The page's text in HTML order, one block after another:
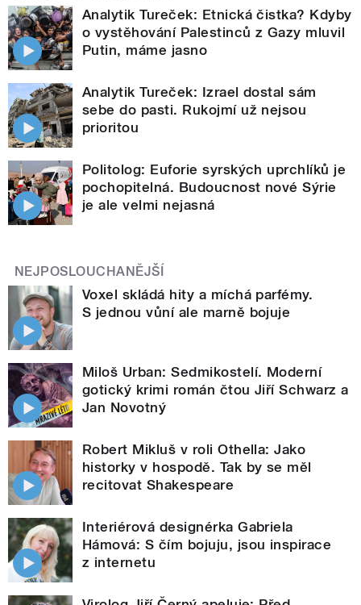
Analytik Tureček: Etnická čistka? Kdyby
o vystěhování Palestinců z Gazy mluvil
Putin, máme jasno
Analytik Tureček: Izrael dostal sám
sebe do pasti. Rukojmí už nejsou
prioritou
Politolog: Euforie syrských uprchlíků je
pochopitelná. Budoucnost nové Sýrie
je ale velmi nejasná
NEJPOSLOUCHANĚJŠÍ
Voxel skládá hity a míchá parfémy.
S jednou vůní ale marně bojuje
Miloš Urban: Sedmikostelí. Moderní
gotický krimi román čtou Jiří Schwarz a
Jan Novotný
Robert Mikluš v roli Othella: Jako
historky v hospodě. Tak by se měl
recitovat Shakespeare
Interiérová designérka Gabriela
Hámová: S čím bojuju, jsou inspirace
z internetu